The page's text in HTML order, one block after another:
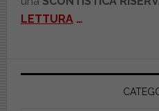
LETTURA…